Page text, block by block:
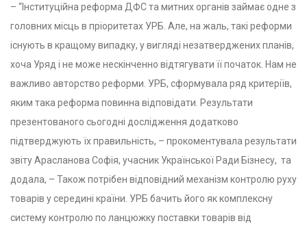
– “Інституційна реформа ДФС та митних органів займає одне з
головних місць в пріоритетах УРБ. Але, на жаль, такі реформи
існують в кращому випадку, у вигляді незатверджених планів,
хоча Уряд і не може нескінченно відтягувати її початок. Нам не
важливо авторство реформи. УРБ, сформувала ряд критеріїв,
яким така реформа повинна відповідати. Результати
презентованого сьогодні дослідження додатково
підтверджують їх правильність, – прокоментувала результати
звіту Арасланова Софія, учасник Української Ради Бізнесу, та
додала, – Також потрібен відповідний механізм контролю руху
товарів у середині країни. УРБ бачить його як комплексну
систему контролю по ланцюжку поставки товарів від